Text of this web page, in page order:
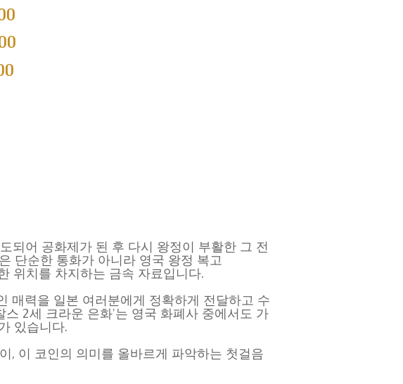
되어 공화제가 된 후 다시 왕정이 부활한 그 전
단순한 통화가 아니라 영국 왕정 복고
위치를 차지하는 금속 자료입니다.
매력을 일본 여러분에게 정확하게 전달하고 수
2세 크라운 은화'는 영국 화폐사 중에서도 가
있습니다.
, 이 코인의 의미를 올바르게 파악하는 첫걸음